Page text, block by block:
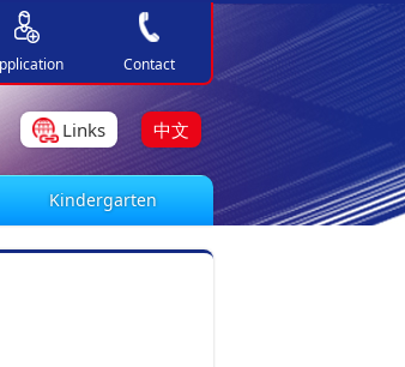
Links 中文
Contact
Kindergarten